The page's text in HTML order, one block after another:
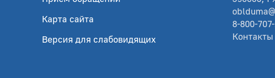
Карта сайта
Версия для слабовидящих
8-800-
Контакты